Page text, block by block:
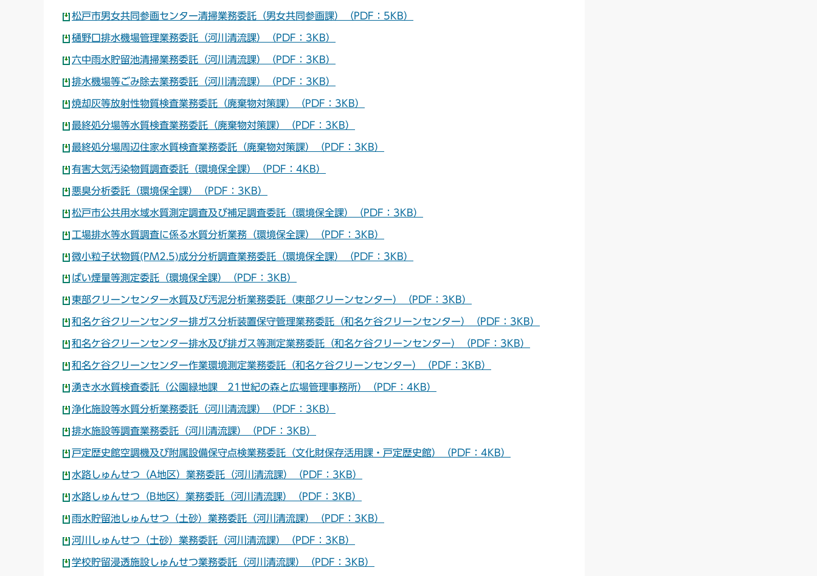
松戸市男女共同参画センター清掃業務委託（男女共同参画課）（PDF：5KB）
樋野口排水機場管理業務委託（河川清流課）（PDF：3KB）
六中雨水貯留池清掃業務委託（河川清流課）（PDF：3KB）
排水機場等ごみ除去業務委託（河川清流課）（PDF：3KB）
焼却灰等放射性物質検査業務委託（廃棄物対策課）（PDF：3KB）
最終処分場等水質検査業務委託（廃棄物対策課）（PDF：3KB）
最終処分場周辺住家水質検査業務委託（廃棄物対策課）（PDF：3KB）
有害大気汚染物質調査委託（環境保全課）（PDF：4KB）
悪臭分析委託（環境保全課）（PDF：3KB）
松戸市公共用水域水質測定調査及び補足調査委託（環境保全課）（PDF：3KB）
工場排水等水質調査に係る水質分析業務（環境保全課）（PDF：3KB）
微小粒子状物質(PM2.5)成分分析調査業務委託（環境保全課）（PDF：3KB）
ばい煙量等測定委託（環境保全課）（PDF：3KB）
東部クリーンセンター水質及び汚泥分析業務委託（東部クリーンセンター）（PDF：3KB）
和名ケ谷クリーンセンター排ガス分析装置保守管理業務委託（和名ケ谷クリーンセンター）（PDF：3KB）
和名ケ谷クリーンセンター排水及び排ガス等測定業務委託（和名ケ谷クリーンセンター）（PDF：3KB）
和名ケ谷クリーンセンター作業環境測定業務委託（和名ケ谷クリーンセンター）（PDF：3KB）
湧き水水質検査委託（公園緑地課 21世紀の森と広場管理事務所）（PDF：4KB）
浄化施設等水質分析業務委託（河川清流課）（PDF：3KB）
排水施設等調査業務委託（河川清流課）（PDF：3KB）
戸定歴史館空調機及び附属設備保守点検業務委託（文化財保存活用課・戸定歴史館）（PDF：4KB）
水路しゅんせつ（A地区）業務委託（河川清流課）（PDF：3KB）
水路しゅんせつ（B地区）業務委託（河川清流課）（PDF：3KB）
雨水貯留池しゅんせつ（土砂）業務委託（河川清流課）（PDF：3KB）
河川しゅんせつ（土砂）業務委託（河川清流課）（PDF：3KB）
学校貯留浸透施設しゅんせつ業務委託（河川清流課）（PDF：3KB）